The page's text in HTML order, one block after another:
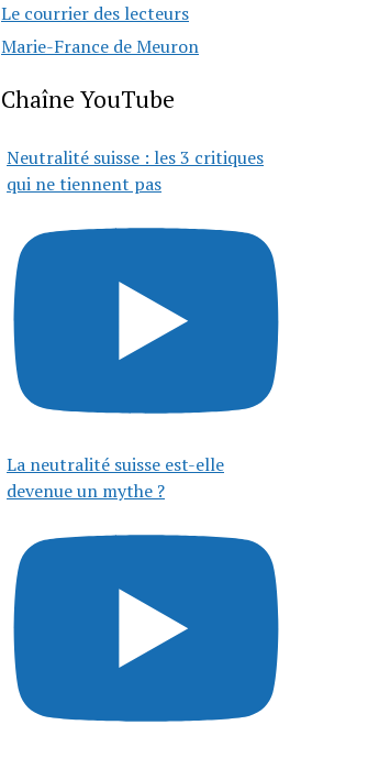
Le courrier des lecteurs
Marie-France de Meuron
Chaîne YouTube
Neutralité suisse : les 3 critiques
qui ne tiennent pas
La neutralité suisse est-elle
devenue un mythe ?